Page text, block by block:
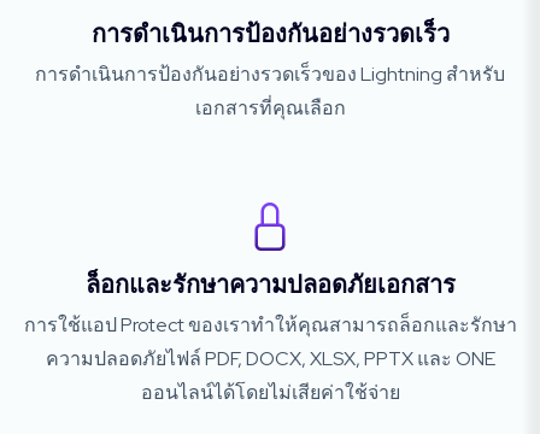
การดำเนินการป้องกันอย่างรวดเร็ว
การดำเนินการป้องกันอย่างรวดเร็วของ Lightning สำหรับ
เอกสารที่คุณเลือก
ล็อกและรักษาความปลอดภัยเอกสาร
การใช้แอป Protect ของเราทำให้คุณสามารถล็อกและรักษา
ความปลอดภัยไฟล์ PDF, DOCX, XLSX, PPTX และ ONE
ออนไลน์ได้โดยไม่เสียค่าใช้จ่าย